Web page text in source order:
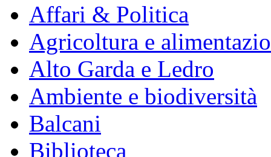
Affari & Politica
Agricoltura e
Alto Garda e Ledro
Ambiente e biodiversità
Balcani
Biblioteca